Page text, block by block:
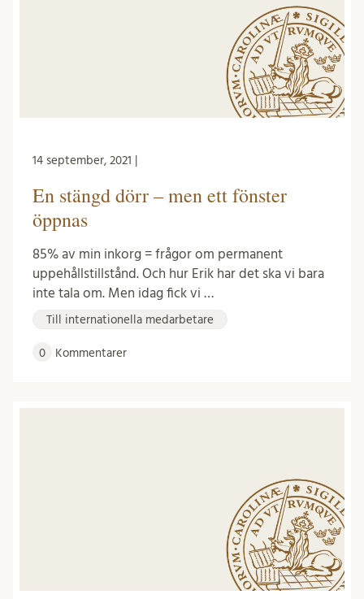
14 september, 2021 |
En stängd dörr – men ett fönster
öppnas
85% av min inkorg = frågor om permanent
uppehållstillstånd. Och hur Erik har det ska vi bara
inte tala om. Men idag fick vi …
Till internationella medarbetare
0 Kommentarer